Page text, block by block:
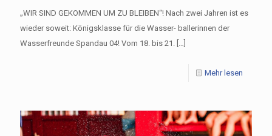
„WIR SIND GEKOMMEN UM ZU BLEIBEN“! Nach zwei Jahren ist es
wieder soweit: Königsklasse für die Wasser- ballerinnen der
Wasserfreunde Spandau 04! Vom 18. bis 21.
[…]
Mehr lesen